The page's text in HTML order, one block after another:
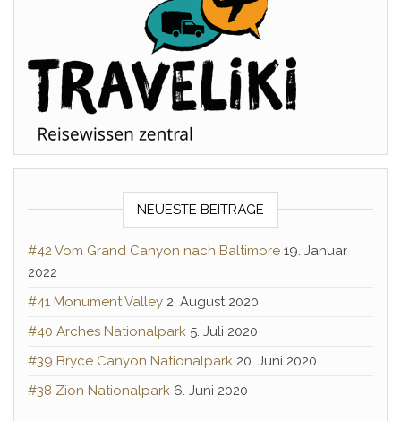
NEUESTE BEITRÄGE
#42 Vom Grand Canyon nach Baltimore 19. Januar
2022
#41 Monument Valley 2. August 2020
#40 Arches Nationalpark 5. Juli 2020
#39 Bryce Canyon Nationalpark 20. Juni 2020
#38 Zion Nationalpark 6. Juni 2020